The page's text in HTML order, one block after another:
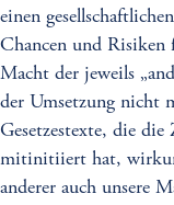
einen
Chancen und Risiken
Macht der jeweils
der Umsetzung nicht
Gesetzestexte, die
mitinitiiert hat,
anderer auch unsere